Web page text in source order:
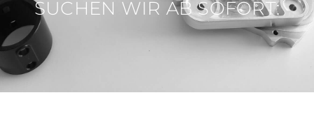
SUCHEN WIR AB SOFORT: